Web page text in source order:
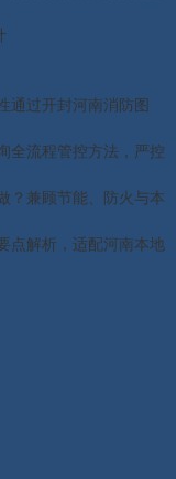
通过开封河南消防图
全流程管控方法，严控
？兼顾节能、防火与本
点解析，适配河南本地